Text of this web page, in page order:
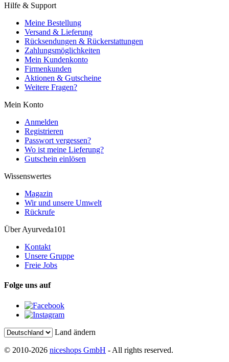
Hilfe & Support
Meine Bestellung
Versand & Lieferung
Rücksendungen & Rückerstattungen
Zahlungsmöglichkeiten
Mein Kundenkonto
Firmenkunden
Aktionen & Gutscheine
Weitere Fragen?
Mein Konto
Anmelden
Registrieren
Passwort vergessen?
Wo ist meine Lieferung?
Gutschein einlösen
Wissenswertes
Magazin
Wir und unsere Umwelt
Rückrufe
Über Ayurveda101
Kontakt
Unsere Gruppe
Freie Jobs
Folge uns auf
Land ändern
© 2010-2026 niceshops GmbH - All rights reserved.